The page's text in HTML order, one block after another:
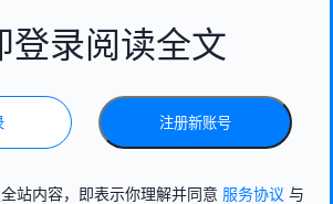
登录阅读全文
注册新账号
站内容，即表示你理解并同意 服务协议 与